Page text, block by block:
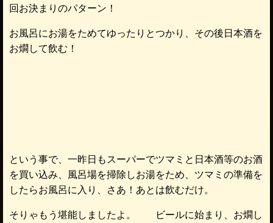
回お決まりのパターン！
お風呂にお湯をためてゆったりとつかり、その後日本酒を
お燗して飲む！
という事で、一昨日もスーパーでツマミと日本酒等のお酒
を買い込み、風呂場を掃除しお湯をため、ツマミの準備を
したらお風呂に入り、さあ！あとは飲むだけ。
そりゃもう堪能しましたよ。 ビールに始まり、お燗し